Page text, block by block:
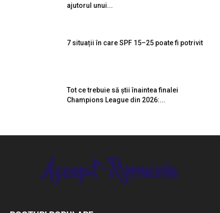
ajutorul unui...
7 situații în care SPF 15–25 poate fi potrivit
Tot ce trebuie să știi înaintea finalei
Champions League din 2026:...